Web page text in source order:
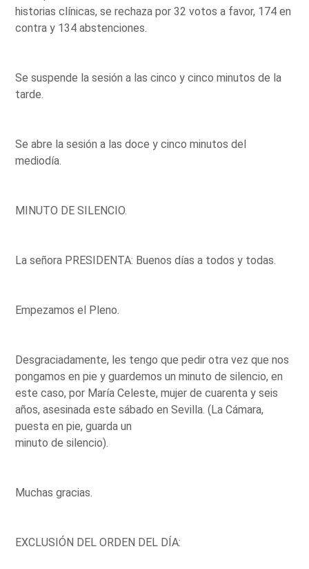
historias clínicas, se rechaza por 32 votos a favor, 174 en
contra y 134 abstenciones.
Se suspende la sesión a las cinco y cinco minutos de la
tarde.
Se abre la sesión a las doce y cinco minutos del
mediodía.
MINUTO DE SILENCIO.
La señora PRESIDENTA: Buenos días a todos y todas.
Empezamos el Pleno.
Desgraciadamente, les tengo que pedir otra vez que nos
pongamos en pie y guardemos un minuto de silencio, en
este caso, por María Celeste, mujer de cuarenta y seis
años, asesinada este sábado en Sevilla. (La Cámara,
puesta en pie, guarda un
minuto de silencio).
Muchas gracias.
EXCLUSIÓN DEL ORDEN DEL DÍA: